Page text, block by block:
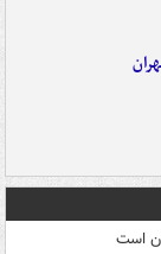
است